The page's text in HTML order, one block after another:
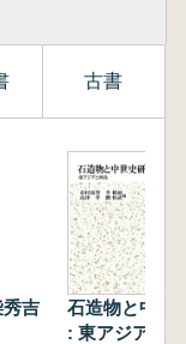
古書
吉
石造物と中世
: 東アジアと